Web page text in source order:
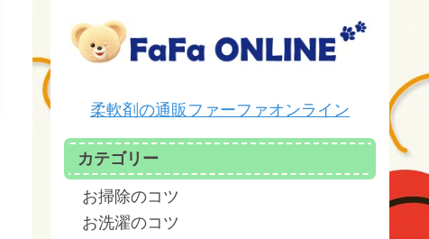
柔軟剤の通販ファーファオンライン
カテゴリー
お掃除のコツ
お洗濯のコツ